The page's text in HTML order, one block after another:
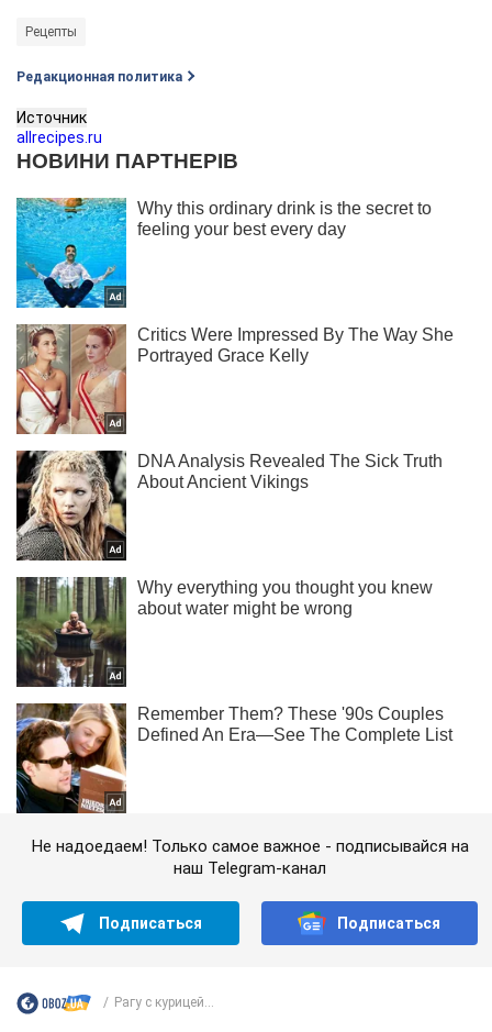
Рецепты
Редакционная политика
Источник
allrecipes.ru
Не надоедаем! Только самое важное - подписывайся на
наш Telegram-канал
Подписаться Подписаться
Рагу с курицей...